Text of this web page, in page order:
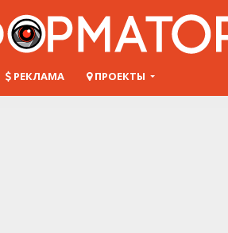
РЕКЛАМА ПРОЕКТЫ